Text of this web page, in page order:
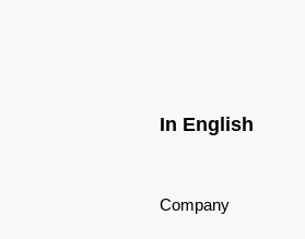
In English
Company